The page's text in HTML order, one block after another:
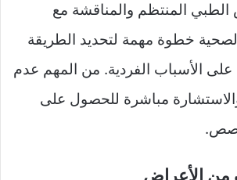
الطبي المنتظم والمناقشة مع
خطوة مهمة لتحديد الطريقة
على الأسباب الفردية. من المهم عدم
مباشرة للحصول على
من الأعراض